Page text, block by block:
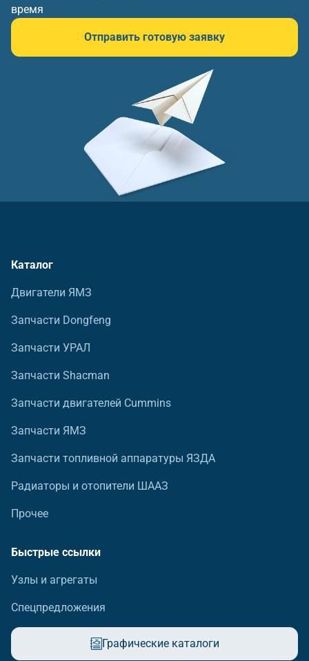
время
Отправить готовую заявку
Каталог
Двигатели ЯМЗ
Запчасти Dongfeng
Запчасти УРАЛ
Запчасти Shacman
Запчасти двигателей Cummins
Запчасти ЯМЗ
Запчасти топливной аппаратуры ЯЗДА
Радиаторы и отопители ШААЗ
Прочее
Быстрые ссылки
Узлы и агрегаты
Спецпредложения
Графические каталоги